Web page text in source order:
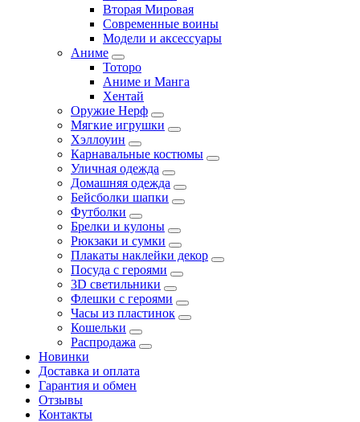
Вторая Мировая
Современные воины
Модели и аксессуары
Аниме
Тоторо
Аниме и Манга
Хентай
Оружие Нерф
Мягкие игрушки
Хэллоуин
Карнавальные костюмы
Уличная одежда
Домашняя одежда
Бейсболки шапки
Футболки
Брелки и кулоны
Рюкзаки и сумки
Плакаты наклейки декор
Посуда с героями
3D светильники
Флешки с героями
Часы из пластинок
Кошельки
Распродажа
Новинки
Доставка и оплата
Гарантия и обмен
Отзывы
Контакты